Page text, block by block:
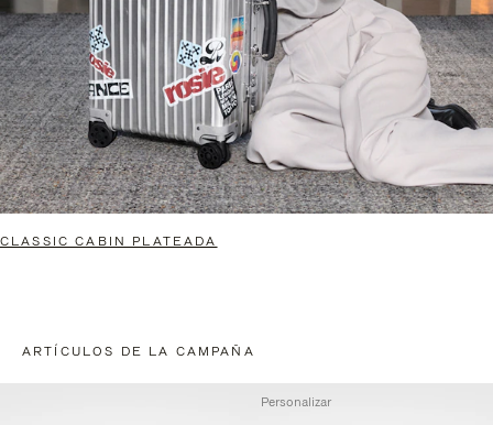
CLASSIC CABIN PLATEADA
ARTÍCULOS DE LA CAMPAÑA
Personalizar